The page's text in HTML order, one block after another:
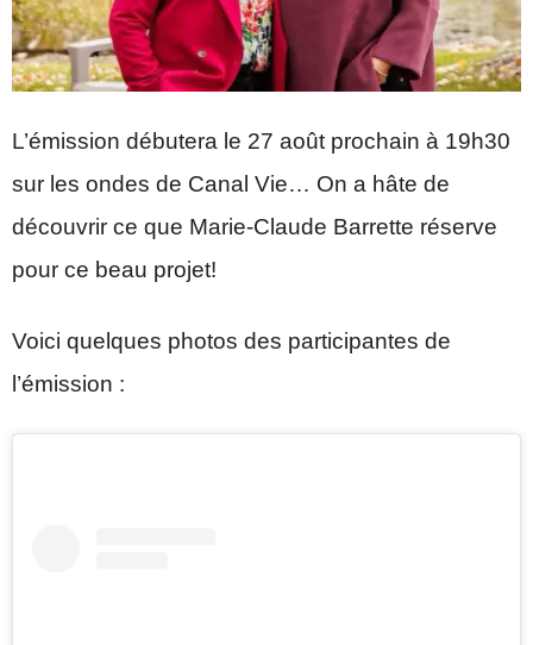
L’émission débutera le 27 août prochain à 19h30
sur les ondes de Canal Vie… On a hâte de
découvrir ce que Marie-Claude Barrette réserve
pour ce beau projet!
Voici quelques photos des participantes de
l’émission :